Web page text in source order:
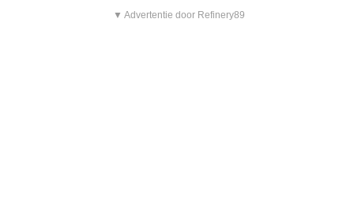
▼ Advertentie door Refinery89